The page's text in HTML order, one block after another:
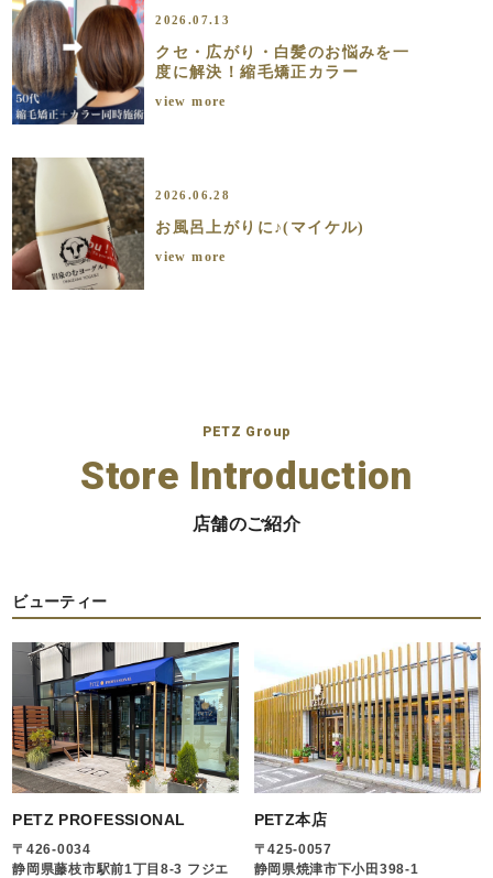
2026.07.13
クセ・広がり・白髪のお悩みを一
度に解決！縮毛矯正カラー
view more
2026.06.28
お風呂上がりに♪(マイケル)
view more
PETZ Group
Store Introduction
店舗のご紹介
ビューティー
PETZ PROFESSIONAL
〒426-0034
静岡県藤枝市駅前1丁目8-3 フジエ
PETZ本店
〒425-0057
静岡県焼津市下小田398-1